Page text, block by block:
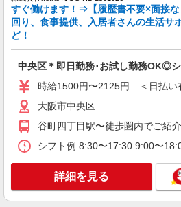
谷町九丁目駅⇒キレ
作業など
時給1550円〜
通費全支給(ガソリン
大阪市中央区
派遣社員
株式会社kotrio /●OS-H2-1980948
取り♪サ高住の補助
時給1550円〜
すぐ働けます！⇒【履歴書不要×面接
回り、食事提供、入居者さんの生活サ
ど！
中央区＊即日勤務･お試し勤務OK◎
時給1500円〜2125円 ＜日払い
大阪市中央区
谷町四丁目駅〜徒歩圏内でご紹
シフト例 8:30〜17:30 9:00〜
詳細を見る